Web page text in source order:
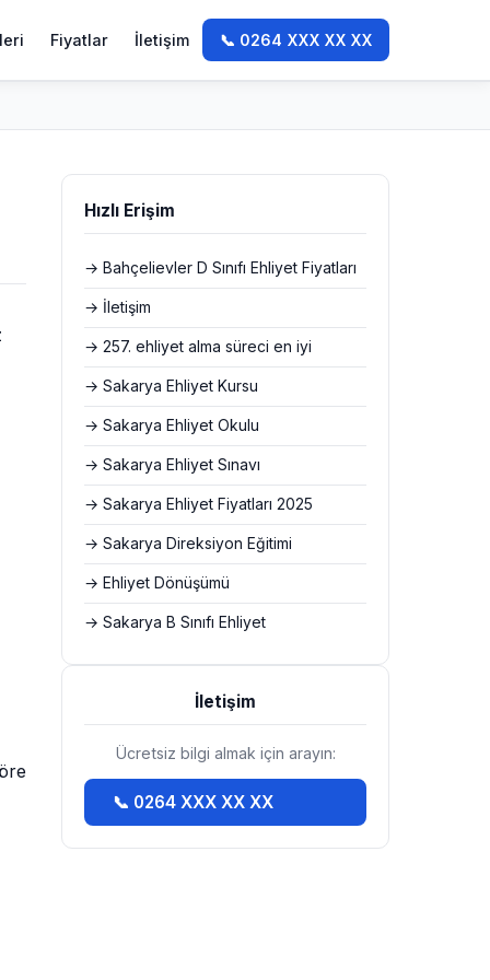
Fiyatlar İletişim 📞 0264 XXX XX XX
Hızlı Erişim
→ Bahçelievler D Sınıfı Ehliyet Fiyatları
→ İletişim
→ 257. ehliyet alma süreci en iyi
→ Sakarya Ehliyet Kursu
→ Sakarya Ehliyet Okulu
→ Sakarya Ehliyet Sınavı
→ Sakarya Ehliyet Fiyatları 2025
→ Sakarya Direksiyon Eğitimi
→ Ehliyet Dönüşümü
→ Sakarya B Sınıfı Ehliyet
İletişim
Ücretsiz bilgi almak için arayın:
📞 0264 XXX XX XX